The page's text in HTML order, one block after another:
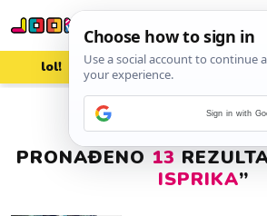
lol! aww vrh!
PRONAĐENO 13
ISPRIKA”
Sign in with